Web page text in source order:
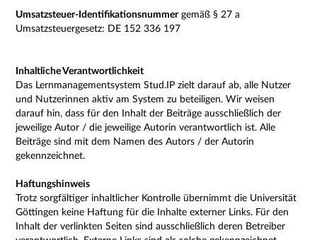
Umsatzsteuer-Identifikationsnummergemäß § 27 a
Umsatzsteuergesetz: DE 152 336 197
Inhaltliche Verantwortlichkeit
Das Lernmanagementsystem Stud.IP zielt darauf ab, alle Nutzer
und Nutzerinnen aktiv am System zu beteiligen. Wir weisen
darauf hin, dass für den Inhalt der Beiträge ausschließlich der
jeweilige Autor / die jeweilige Autorin verantwortlich ist. Alle
Beiträge sind mit dem Namen des Autors / der Autorin
gekennzeichnet.
Haftungshinweis
Trotz sorgfältiger inhaltlicher Kontrolle übernimmt die Universität
Göttingen keine Haftung für die Inhalte externer Links. Für den
Inhalt der verlinkten Seiten sind ausschließlich deren Betreiber